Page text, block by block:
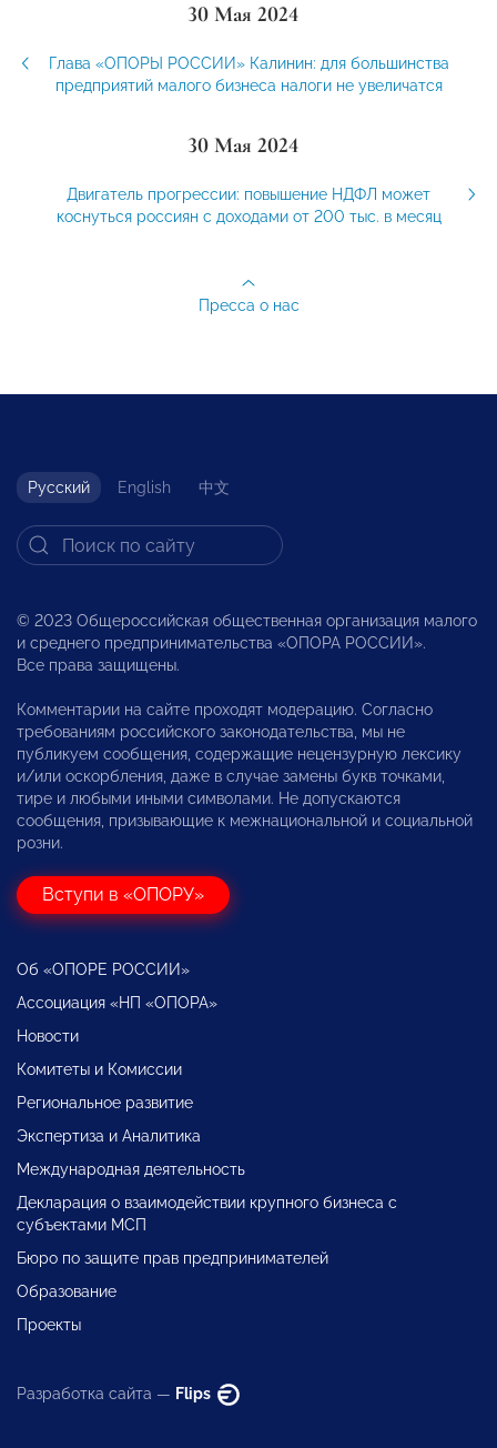
30 Мая 2024
Глава «ОПОРЫ РОССИИ» Калинин: для большинства
предприятий малого бизнеса налоги не увеличатся
30 Мая 2024
Двигатель прогрессии: повышение НДФЛ может
коснуться россиян с доходами от 200 тыс. в месяц
Пресса о нас
Русский English 中文
© 2023 Общероссийская общественная организация малого
и среднего предпринимательства «ОПОРА РОССИИ».
Все права защищены.
Комментарии на сайте проходят модерацию. Согласно
требованиям российского законодательства, мы не
публикуем сообщения, содержащие нецензурную лексику
и/или оскорбления, даже в случае замены букв точками,
тире и любыми иными символами. Не допускаются
сообщения, призывающие к межнациональной и социальной
розни.
Вступи в «ОПОРУ»
Об «ОПОРЕ РОССИИ»
Ассоциация «НП «ОПОРА»
Новости
Комитеты и Комиссии
Региональное развитие
Экспертиза и Аналитика
Международная деятельность
Декларация о взаимодействии крупного бизнеса с
субъектами МСП
Бюро по защите прав предпринимателей
Образование
Проекты
Разработка сайта — Flips